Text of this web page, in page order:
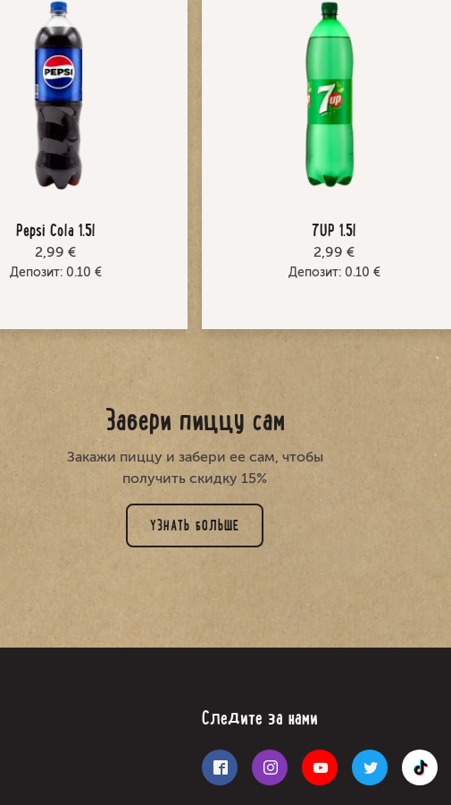
Pepsi Cola 1.5l
2,99 €
Депозит: 0.10 €
7UP 1.5l
2,99 €
Депозит: 0.10 €
Забери пиццу сам
Закажи пиццу и забери ее сам, чтобы
получить скидку 15%
УЗНАТЬ БОЛЬШЕ
Следите за нами